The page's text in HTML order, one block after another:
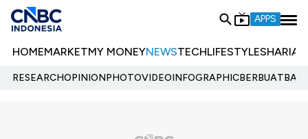
APPS
HOMEMARKETMY MONEYNEWSTECHLIFESTYLESHARIA
RESEARCHOPINIONPHOTOVIDEOINFOGRAPHIC